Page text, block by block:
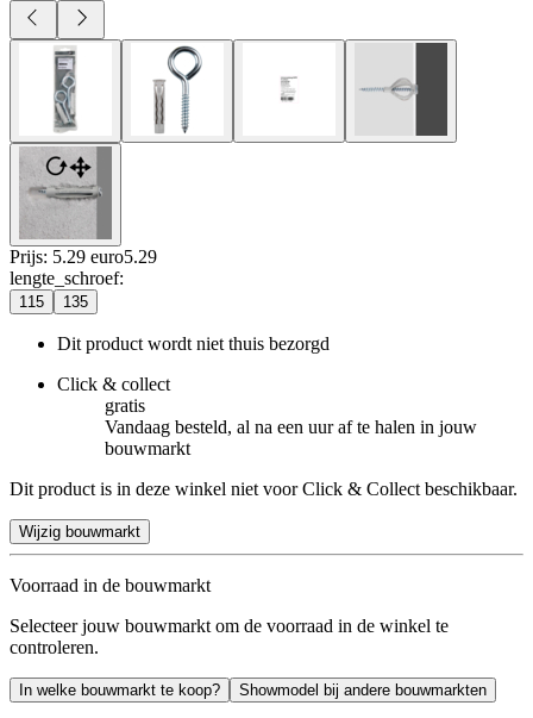
Prijs: 5.29 euro5.29
lengte_schroef:
115 135
Dit product wordt niet thuis bezorgd
Click & collect
gratis
Vandaag besteld, al na een uur af te halen in jouw
bouwmarkt
Dit product is in deze winkel niet voor Click & Collect beschikbaar.
Wijzig bouwmarkt
Voorraad in de bouwmarkt
Selecteer jouw bouwmarkt om de voorraad in de winkel te
controleren.
In welke bouwmarkt te koop? Showmodel bij andere bouwmarkten